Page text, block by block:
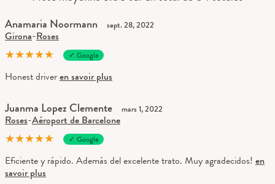
Anamaria Noormann sept. 28, 2022
Girona-Roses
★★★★★ ✓ Google
Honest driveren savoir plus
Juanma Lopez Clemente mars 1, 2022
Roses-Aéroport de Barcelone
★★★★★ ✓ Google
Eficiente y rápido. Además del excelente trato. Muy agradecidos! en
savoir plus